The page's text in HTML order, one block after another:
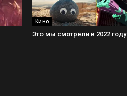
Кино
Это мы смотрели в 2022 году